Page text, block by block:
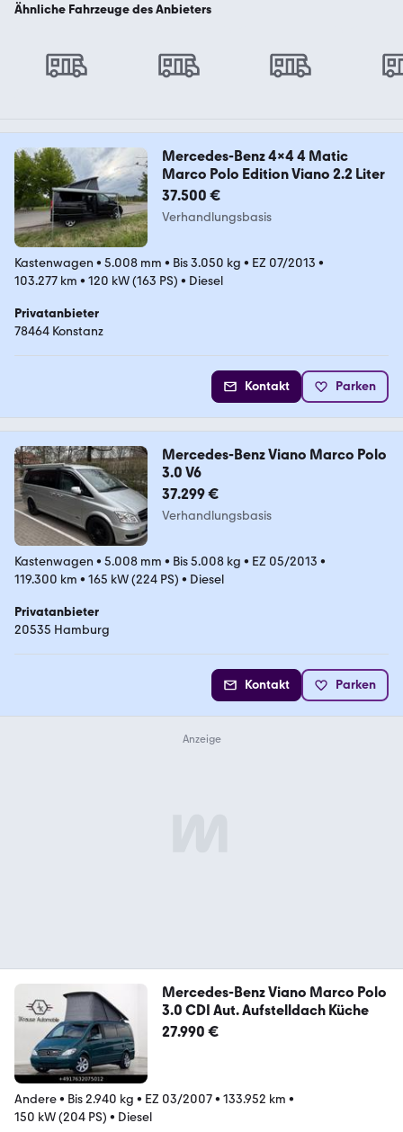
Ähnliche Fahrzeuge des Anbieters
Mercedes-Benz 4x4 4 Matic
Marco Polo Edition Viano 2.2 Liter
37.500 €
Verhandlungsbasis
Kastenwagen • 5.008 mm • Bis 3.050 kg • EZ 07/2013 •
103.277 km • 120 kW (163 PS) • Diesel
Privatanbieter
78464 Konstanz
Kontakt Parken
Mercedes-Benz Viano Marco Polo
3.0 V6
37.299 €
Verhandlungsbasis
Kastenwagen • 5.008 mm • Bis 5.008 kg • EZ 05/2013 •
119.300 km • 165 kW (224 PS) • Diesel
Privatanbieter
20535 Hamburg
Kontakt Parken
Mercedes-Benz Viano Marco Polo
3.0 CDI Aut. Aufstelldach Küche
27.990 €
Andere• Bis 2.940 kg • EZ 03/2007• 133.952 km •
150 kW (204 PS) • Diesel